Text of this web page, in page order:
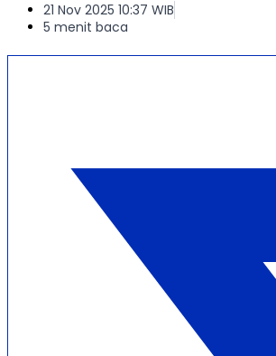
21 Nov 2025 10:37 WIB
5 menit baca